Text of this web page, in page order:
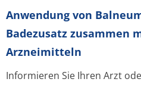
Anwendung von
Badezusatz zusammen
Arzneimitteln
Informieren Sie Ihren Arzt